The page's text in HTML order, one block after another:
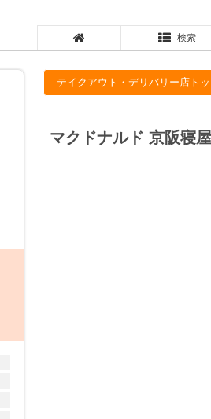
検索
テイクアウト・デリバリー店ト
マクドナルド 京阪寝